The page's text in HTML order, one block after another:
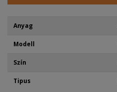
Anyag
Modell
Szín
Tipus